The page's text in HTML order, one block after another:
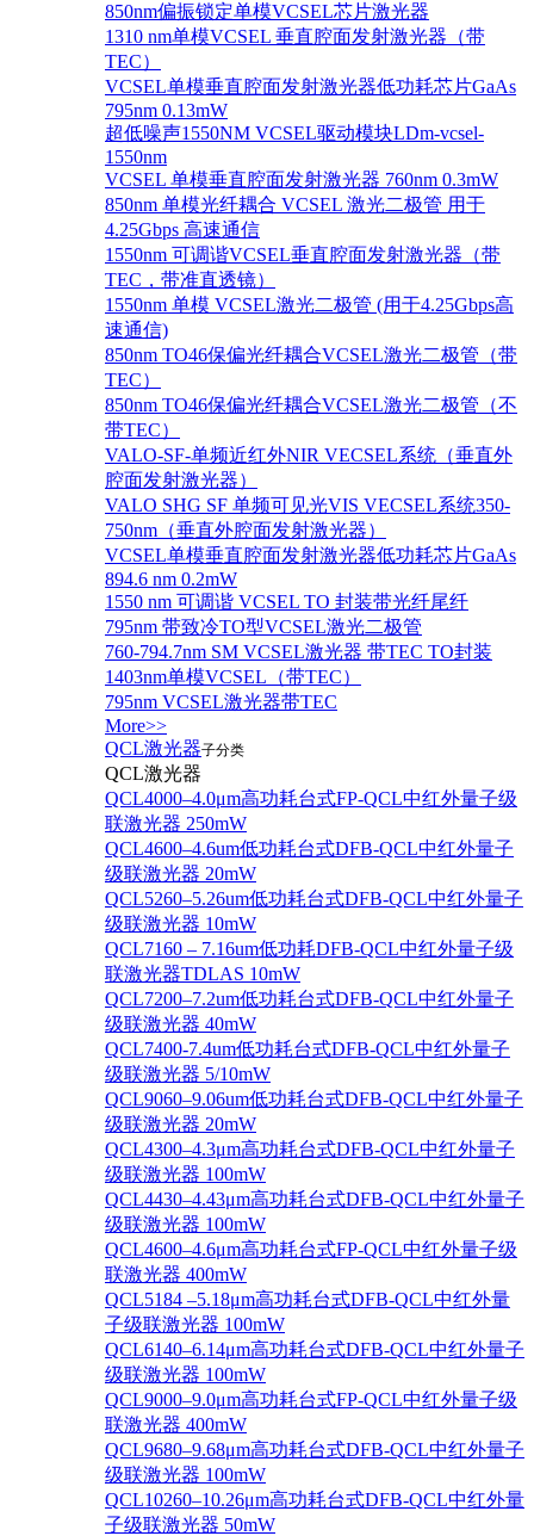
850nm偏振锁定单模VCSEL芯片激光器
1310 nm单模VCSEL 垂直腔面发射激光器（带
TEC）
VCSEL单模垂直腔面发射激光器低功耗芯片GaAs
795nm 0.13mW
超低噪声1550NM VCSEL驱动模块LDm-vcsel-
1550nm
VCSEL 单模垂直腔面发射激光器 760nm 0.3mW
850nm 单模光纤耦合 VCSEL 激光二极管 用于
4.25Gbps 高速通信
1550nm 可调谐VCSEL垂直腔面发射激光器（带
TEC，带准直透镜）
1550nm 单模 VCSEL激光二极管 (用于4.25Gbps高
速通信)
850nm TO46保偏光纤耦合VCSEL激光二极管（带
TEC）
850nm TO46保偏光纤耦合VCSEL激光二极管（不
带TEC）
VALO-SF-单频近红外NIR VECSEL系统（垂直外
腔面发射激光器）
VALO SHG SF 单频可见光VIS VECSEL系统350-
750nm（垂直外腔面发射激光器）
VCSEL单模垂直腔面发射激光器低功耗芯片GaAs
894.6 nm 0.2mW
1550 nm 可调谐 VCSEL TO 封装带光纤尾纤
795nm 带致冷TO型VCSEL激光二极管
760-794.7nm SM VCSEL激光器 带TEC TO封装
1403nm单模VCSEL（带TEC）
795nm VCSEL激光器带TEC
More>>
QCL激光器子分类
QCL激光器
QCL4000–4.0μm高功耗台式FP-QCL中红外量子级
联激光器 250mW
QCL4600–4.6um低功耗台式DFB-QCL中红外量子
级联激光器 20mW
QCL5260–5.26um低功耗台式DFB-QCL中红外量子
级联激光器 10mW
QCL7160 – 7.16um低功耗DFB-QCL中红外量子级
联激光器TDLAS 10mW
QCL7200–7.2um低功耗台式DFB-QCL中红外量子
级联激光器 40mW
QCL7400-7.4um低功耗台式DFB-QCL中红外量子
级联激光器 5/10mW
QCL9060–9.06um低功耗台式DFB-QCL中红外量子
级联激光器 20mW
QCL4300–4.3μm高功耗台式DFB-QCL中红外量子
级联激光器 100mW
QCL4430–4.43μm高功耗台式DFB-QCL中红外量子
级联激光器 100mW
QCL4600–4.6μm高功耗台式FP-QCL中红外量子级
联激光器 400mW
QCL5184 –5.18μm高功耗台式DFB-QCL中红外量
子级联激光器 100mW
QCL6140–6.14μm高功耗台式DFB-QCL中红外量子
级联激光器 100mW
QCL9000–9.0μm高功耗台式FP-QCL中红外量子级
联激光器 400mW
QCL9680–9.68μm高功耗台式DFB-QCL中红外量子
级联激光器 100mW
QCL10260–10.26μm高功耗台式DFB-QCL中红外量
子级联激光器 50mW